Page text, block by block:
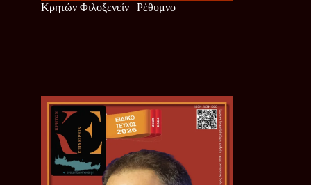
Κρητών Φιλοξενείν | Ρέθυμνο